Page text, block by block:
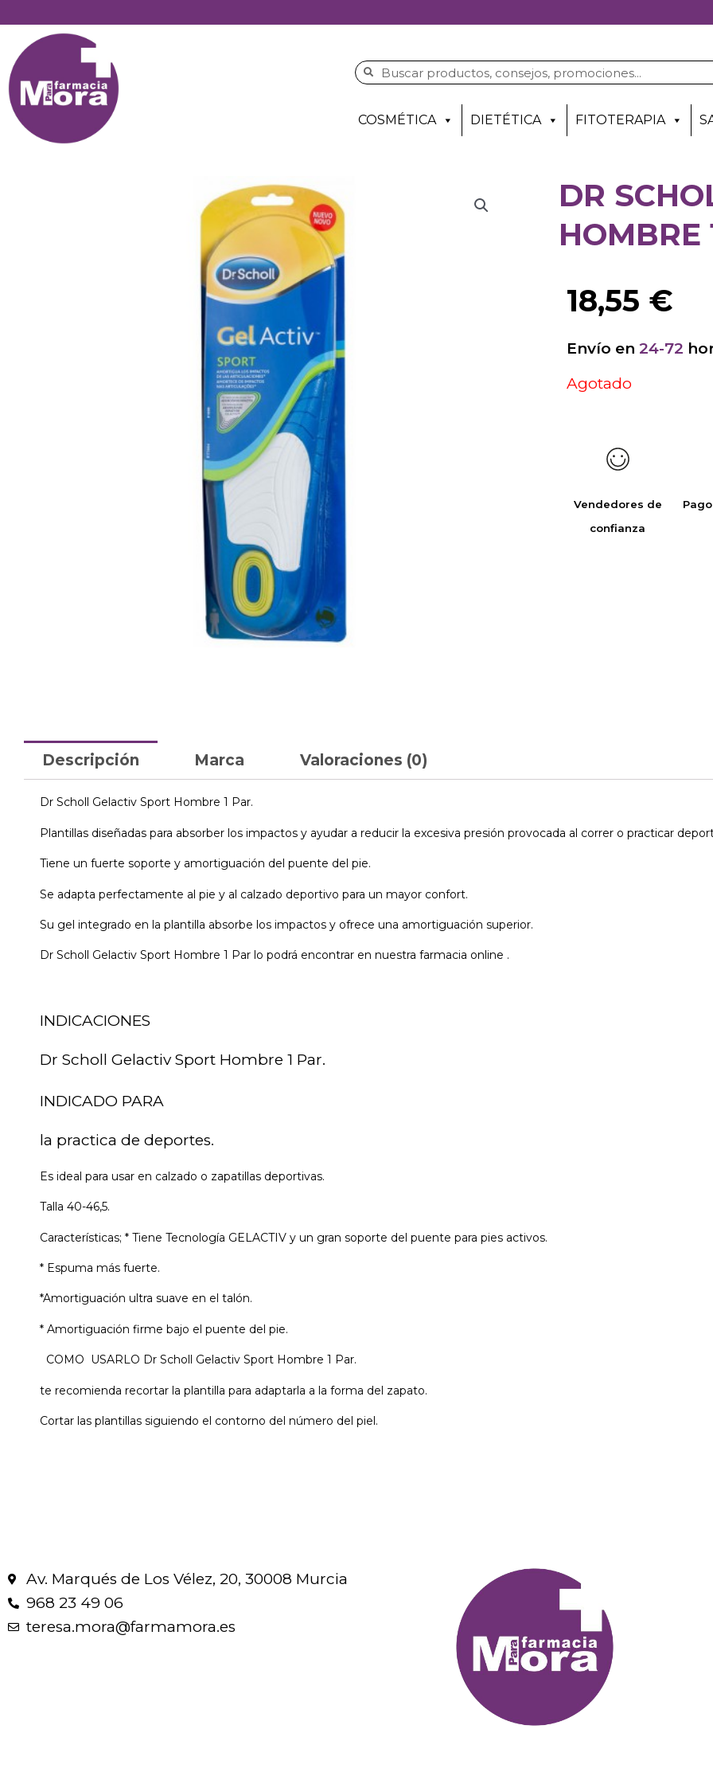
COSMÉTICA DIETÉTICA FITOTERAPIA
DR
HOMBRE
18,55 €
Envío en 24-72
Agotado
Vendedores de
confianza
Descripción Marca Valoraciones (0)
Dr Scholl Gelactiv Sport Hombre 1 Par.
Plantillas diseñadas para absorber los impactos y ayudar a reducir la excesiva presión provocada al correr o practicar
Tiene un fuerte soporte y amortiguación del puente del pie.
Se adapta perfectamente al pie y al calzado deportivo para un mayor confort.
Su gel integrado en la plantilla absorbe los impactos y ofrece una amortiguación superior.
Dr Scholl Gelactiv Sport Hombre 1 Par lo podrá encontrar en nuestra farmacia online .
INDICACIONES
Dr Scholl Gelactiv Sport Hombre 1 Par.
INDICADO PARA
la practica de deportes.
Es ideal para usar en calzado o zapatillas deportivas.
Talla 40-46,5.
Características; * Tiene Tecnología GELACTIV y un gran soporte del puente para pies activos.
* Espuma más fuerte.
*Amortiguación ultra suave en el talón.
* Amortiguación firme bajo el puente del pie.
COMO USARLO Dr Scholl Gelactiv Sport Hombre 1 Par.
te recomienda recortar la plantilla para adaptarla a la forma del zapato.
Cortar las plantillas siguiendo el contorno del número del piel.
Av. Marqués de Los Vélez, 20, 30008 Murcia
968 23 49 06
teresa.mora@farmamora.es